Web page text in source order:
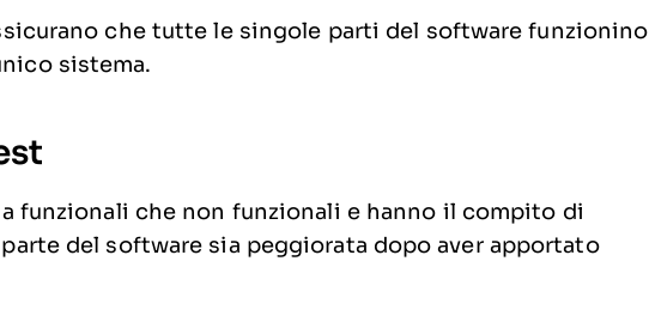
che tutte le singole parti del software funzionino
sistema.
funzionali che non funzionali e hanno il compito di
del software sia peggiorata dopo aver apportato